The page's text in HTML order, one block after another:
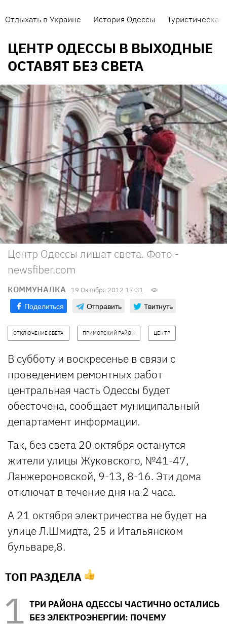
Отдыхать в Украине История Одессы Туристическая
ЦЕНТР ОДЕССЫ В ВЫХОДНЫЕ
ОСТАВЯТ БЕЗ СВЕТА
Центр Одессы лишат света. Фото -
newsfiber.com
КОММУНАЛКА 19 Октября 2012 17:31
Поделиться Отправить Твитнуть
ОТКЛЮЧЕНИЕ СВЕТА ПРИМОРСКИЙ РАЙОН ЦЕНТР
В субботу и воскресенье в связи с
проведением ремонтных работ
центральная часть Одессы будет
обесточена, сообщает муниципальный
департамент информации.
Так, без света 20 октября останутся
жители улицы Жуковского, №41-47,
Ланжероновской, 9-13, 8-16. Эти дома
отключат в течение дня на 2 часа.
А 21 октября электричества не будет на
улице Л.Шмидта, 25 и Итальянском
бульваре,8.
ТОП РАЗДЕЛА
ТРИ РАЙОНА ОДЕССЫ ЧАСТИЧНО ОСТАЛИСЬ
БЕЗ ЭЛЕКТРОЭНЕРГИИ: ПОЧЕМУ